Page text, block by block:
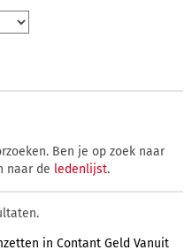
Ben je op zoek naar
naar de ledenlijst.
in Contant Geld Vanuit